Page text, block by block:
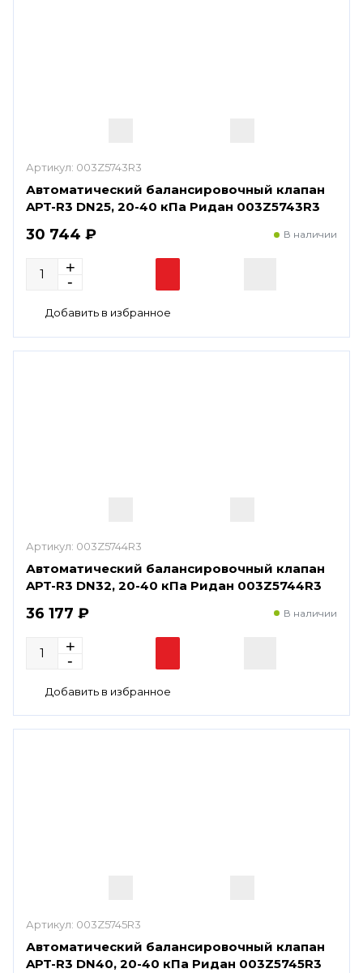
Артикул: 003Z5743R3
Автоматический балансировочный клапан
APT-R3 DN25, 20-40 кПа Ридан 003Z5743R3
30 744 ₽ В наличии
Артикул: 003Z5744R3
Автоматический балансировочный клапан
APT-R3 DN32, 20-40 кПа Ридан 003Z5744R3
36 177 ₽ В наличии
Артикул: 003Z5745R3
Автоматический балансировочный клапан
APT-R3 DN40, 20-40 кПа Ридан 003Z5745R3